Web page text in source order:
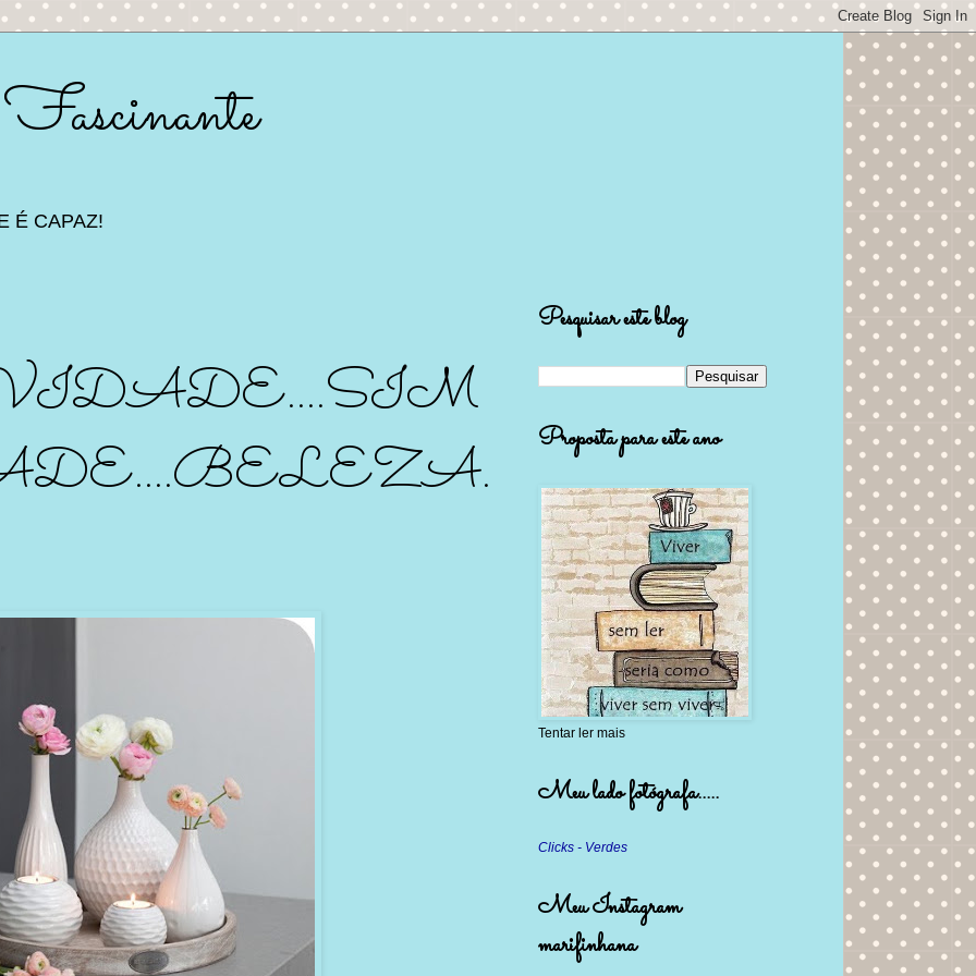
É CAPAZ!
Pesquisar este blog
Proposta para este ano
Tentar ler mais
Meu lado fotógrafa.....
Clicks - Verdes
Meu Instagram
marifinhana